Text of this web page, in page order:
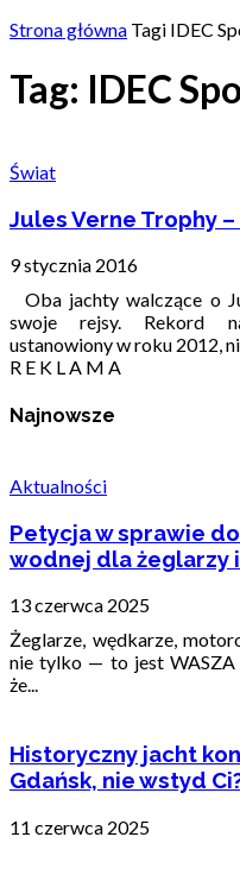
Strona główna Tagi IDEC
Tag: IDEC
Świat
Jules Verne Trophy
9 stycznia 2016
Oba jachty walczące o
swoje rejsy. Rekord
ustanowiony w roku 2012,
R E K L A M A
Najnowsze
Aktualności
Petycja w sprawie
wodnej dla żeglarzy
13 czerwca 2025
Żeglarze, wędkarze,
nie tylko — to jest WASZA
że...
Historyczny jacht
Gdańsk, nie wstyd
11 czerwca 2025